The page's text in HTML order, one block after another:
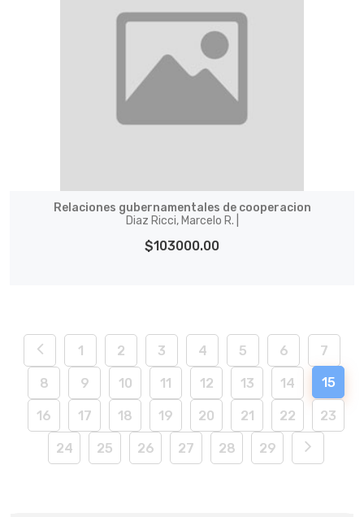
Relaciones gubernamentales de cooperacion
Diaz Ricci, Marcelo R. |
$103000.00
1 2 3 4 5 6 7
8 9 10 11 12 13 14 15
16 17 18 19 20 21 22 23
24 25 26 27 28 29